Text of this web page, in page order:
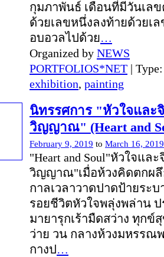
กุมภาพันธ์ เดือนที่มีวันเล
ด้วยเลขหนึ่งลงท้ายด้วยเ
อบอวลไปด้วย…
Organized by NEWS
PORTFOLIOS*NET |
exhibition, painting
นิทรรศการ "หัวใจและ
วิญญาณ" (Heart and
February 9, 2019 to March 16, 2019
"Heart and Soul"หัวใจและ
วิญญาณ"เมื่อห้วงคิดตกผลึ
กาลเวลาวาดปาดป้ายระ
รอยชีวิตหัวใจพลุ่งพล่าน
มายารุกเร้ามืดสว่าง ทุกข์
ว่าย วน กลางห้วงมหรร
กางป…